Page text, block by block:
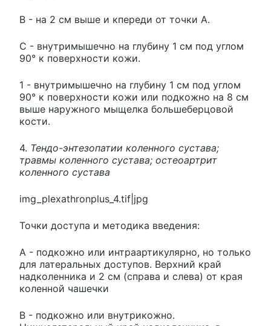
B - на 2 см выше и кпереди от точки А.
С - внутримышечно на глубину 1 см под углом
90° к поверхности кожи.
1 - внутримышечно на глубину 1 см под углом
90° к поверхности кожи или подкожно на 8 см
выше наружного мыщелка большеберцовой
кости.
4. Тендо-энтезопатии коленного сустава;
травмы коленного сустава; остеоартрит
коленного сустава
img_plexathronplus_4.tif|jpg
Точки доступа и методика введения:
А - подкожно или интраартикулярно, но только
для латеральных доступов. Верхний край
надколенника и 2 см (справа и слева) от края
коленной чашечки
В - подкожно или внутрикожно.